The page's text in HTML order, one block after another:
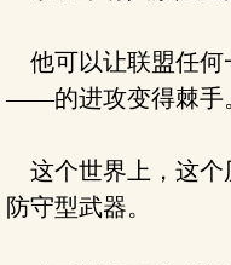
他可以让联盟任
——的进攻变得棘手
这个世界上，这个
防守型武器。